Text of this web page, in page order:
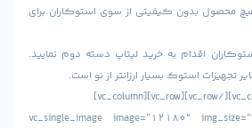
از سوی استوکاران برای
خرید لپتاپ دسته دوم نمایید.
ارزانتر از نو است.
[/vc_column_text][/vc_column][/vc_row][vc_row][vc_column]
[vc_single_image